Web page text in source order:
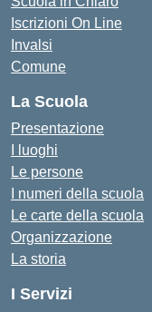
Iscrizioni On Line
Invalsi
Comune
La Scuola
Presentazione
I luoghi
Le persone
I numeri della scuola
Le carte della scuola
Organizzazione
La storia
I Servizi